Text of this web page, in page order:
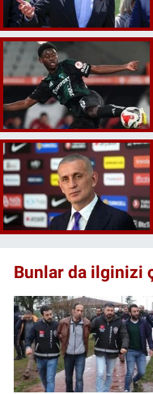
Bunlar da ilginizi